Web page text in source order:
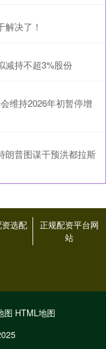
决了！
减持不超3%股份
维持2026年初暂停增
朗普图谋干预洪都拉斯
选配
正规配资平台网
站
图 HTML地图